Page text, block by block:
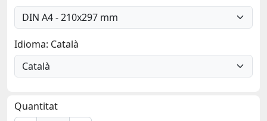
Idioma: Català
Quantitat